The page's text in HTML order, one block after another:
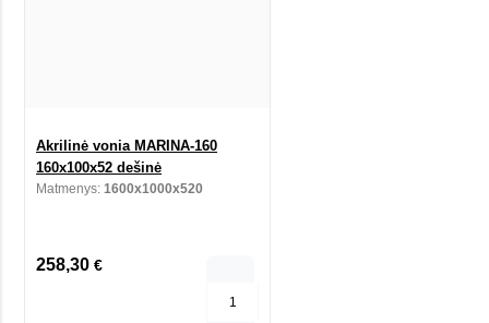
Akrilinė vonia MARINA-160
160x100x52 dešinė
Matmenys: 1600x1000x520
258,30 €